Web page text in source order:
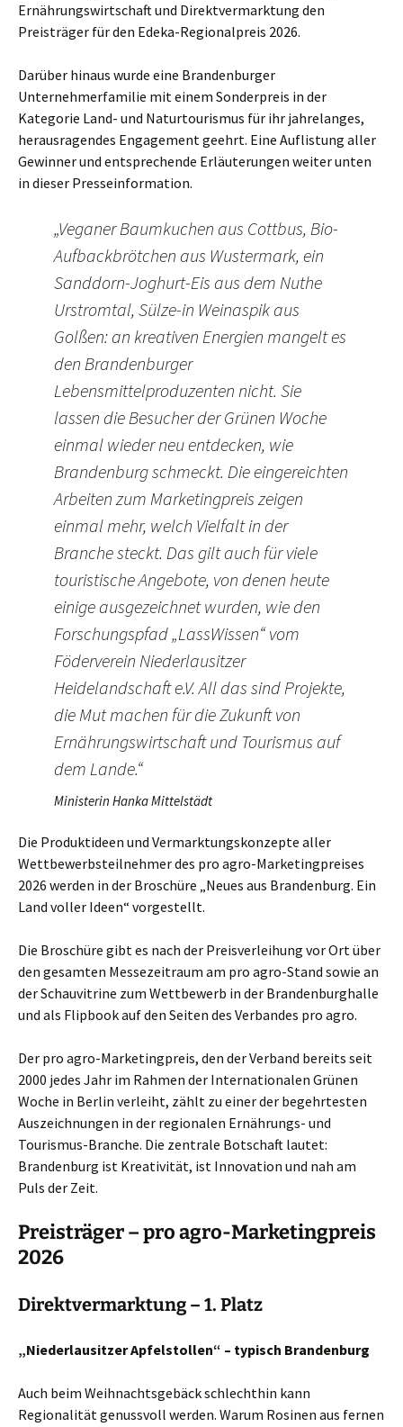
Ernährungswirtschaft und Direktvermarktung den
Preisträger für den Edeka-Regionalpreis 2026.
Darüber hinaus wurde eine Brandenburger
Unternehmerfamilie mit einem Sonderpreis in der
Kategorie Land- und Naturtourismus für ihr jahrelanges,
herausragendes Engagement geehrt. Eine Auflistung aller
Gewinner und entsprechende Erläuterungen weiter unten
in dieser Presseinformation.
„Veganer Baumkuchen aus Cottbus, Bio-
Aufbackbrötchen aus Wustermark, ein
Sanddorn-Joghurt-Eis aus dem Nuthe
Urstromtal, Sülze-in Weinaspik aus
Golßen: an kreativen Energien mangelt es
den Brandenburger
Lebensmittelproduzenten nicht. Sie
lassen die Besucher der Grünen Woche
einmal wieder neu entdecken, wie
Brandenburg schmeckt. Die eingereichten
Arbeiten zum Marketingpreis zeigen
einmal mehr, welch Vielfalt in der
Branche steckt. Das gilt auch für viele
touristische Angebote, von denen heute
einige ausgezeichnet wurden, wie den
Forschungspfad „LassWissen“ vom
Föderverein Niederlausitzer
Heidelandschaft e.V. All das sind Projekte,
die Mut machen für die Zukunft von
Ernährungswirtschaft und Tourismus auf
dem Lande.“
Ministerin Hanka Mittelstädt
Die Produktideen und Vermarktungskonzepte aller
Wettbewerbsteilnehmer des pro agro-Marketingpreises
2026 werden in der Broschüre „Neues aus Brandenburg. Ein
Land voller Ideen“ vorgestellt.
Die Broschüre gibt es nach der Preisverleihung vor Ort über
den gesamten Messezeitraum am pro agro-Stand sowie an
der Schauvitrine zum Wettbewerb in der Brandenburghalle
und als Flipbook auf den Seiten des Verbandes pro agro.
Der pro agro-Marketingpreis, den der Verband bereits seit
2000 jedes Jahr im Rahmen der Internationalen Grünen
Woche in Berlin verleiht, zählt zu einer der begehrtesten
Auszeichnungen in der regionalen Ernährungs- und
Tourismus-Branche. Die zentrale Botschaft lautet:
Brandenburg ist Kreativität, ist Innovation und nah am
Puls der Zeit.
Preisträger – pro agro-Marketingpreis
2026
Direktvermarktung – 1. Platz
„Niederlausitzer Apfelstollen“ – typisch Brandenburg
Auch beim Weihnachtsgebäck schlechthin kann
Regionalität genussvoll werden. Warum Rosinen aus fernen